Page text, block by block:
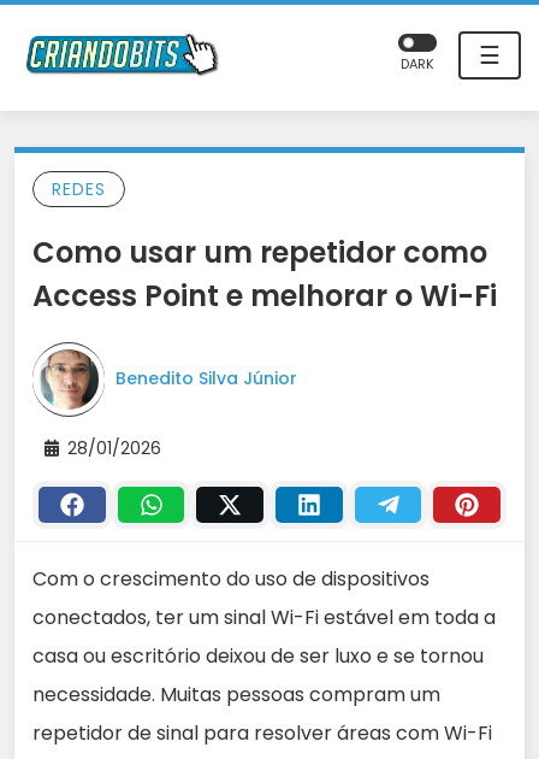
☰
DARK
REDES
Como usar um repetidor como
Access Point e melhorar o Wi-Fi
Benedito Silva Júnior
28/01/2026
Com o crescimento do uso de dispositivos
conectados, ter um sinal Wi-Fi estável em toda a
casa ou escritório deixou de ser luxo e se tornou
necessidade. Muitas pessoas compram um
repetidor de sinal para resolver áreas com Wi-Fi